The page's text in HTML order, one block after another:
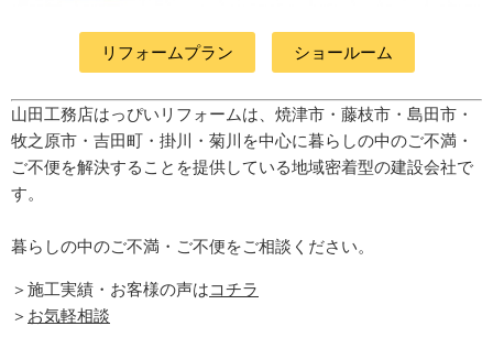
リフォームプラン ショールーム
山田工務店はっぴいリフォームは、焼津市・藤枝市・島田市・
牧之原市・吉田町 ・掛川・菊川 を中心に暮らしの中のご不満・
ご不便を解決することを提供している地域密着型の建設会社で
す。
暮らしの中のご不満・ご不便をご相談ください。
＞施工実績・お客様の声はコチラ
＞ お気軽相談